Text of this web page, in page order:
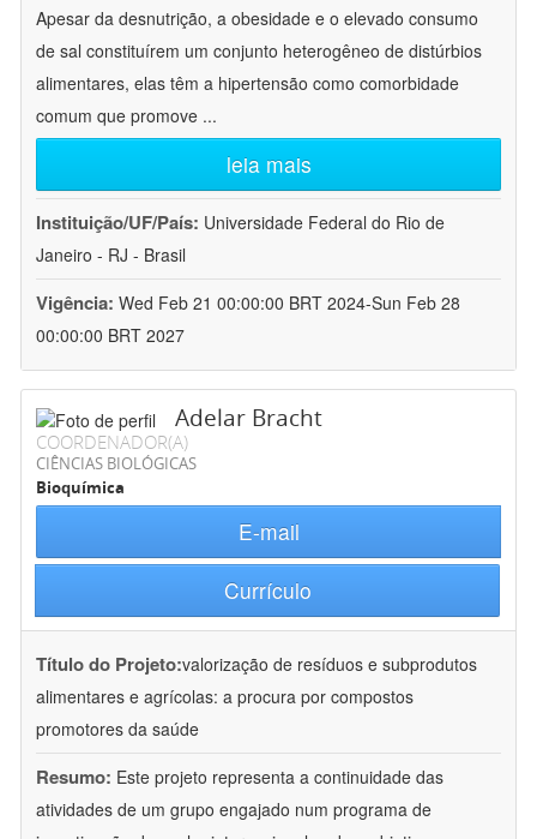
Apesar da desnutrição, a obesidade e o elevado consumo
de sal constituírem um conjunto heterogêneo de distúrbios
alimentares, elas têm a hipertensão como comorbidade
comum que promove ...
leia mais
Instituição/UF/País: Universidade Federal do Rio de
Janeiro - RJ - Brasil
Vigência: Wed Feb 21 00:00:00 BRT 2024-Sun Feb 28
00:00:00 BRT 2027
Adelar Bracht
COORDENADOR(A)
CIÊNCIAS BIOLÓGICAS
Bioquímica
E-mail
Currículo
Título do Projeto:valorização de resíduos e subprodutos
alimentares e agrícolas: a procura por compostos
promotores da saúde
Resumo: Este projeto representa a continuidade das
atividades de um grupo engajado num programa de